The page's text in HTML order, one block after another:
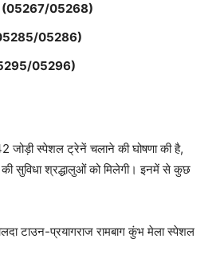
(05267/05268)
05286)
05296)
जोड़ी स्पेशल ट्रेनें चलाने की घोषणा की है,
सुविधा श्रद्धालुओं को मिलेगी। इनमें से कुछ
टाउन-प्रयागराज रामबाग कुंभ मेला स्पेशल